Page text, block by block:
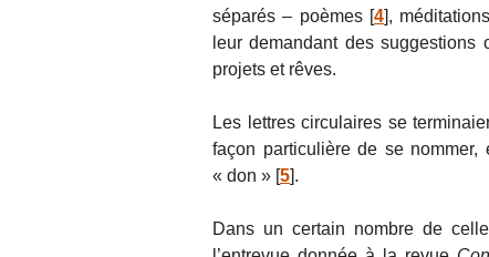
séparés – poèmes[4],
leur demandant des
projets et rêves.
Les lettres circulaires se
façon particulière de se
« don » [5].
Dans un certain nombre de